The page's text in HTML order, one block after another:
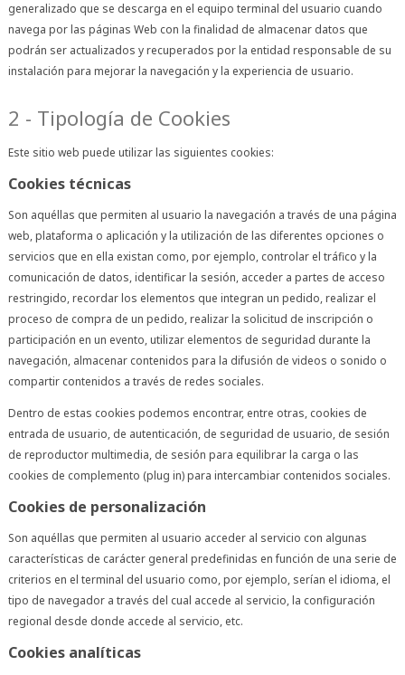
generalizado que se descarga en el equipo terminal del usuario cuando
navega por las páginas Web con la finalidad de almacenar datos que
podrán ser actualizados y recuperados por la entidad responsable de su
instalación para mejorar la navegación y la experiencia de usuario.
2 - Tipología de Cookies
Este sitio web puede utilizar las siguientes cookies:
Cookies técnicas
Son aquéllas que permiten al usuario la navegación a través de una página
web, plataforma o aplicación y la utilización de las diferentes opciones o
servicios que en ella existan como, por ejemplo, controlar el tráfico y la
comunicación de datos, identificar la sesión, acceder a partes de acceso
restringido, recordar los elementos que integran un pedido, realizar el
proceso de compra de un pedido, realizar la solicitud de inscripción o
participación en un evento, utilizar elementos de seguridad durante la
navegación, almacenar contenidos para la difusión de videos o sonido o
compartir contenidos a través de redes sociales.
Dentro de estas cookies podemos encontrar, entre otras, cookies de
entrada de usuario, de autenticación, de seguridad de usuario, de sesión
de reproductor multimedia, de sesión para equilibrar la carga o las
cookies de complemento (plug in) para intercambiar contenidos sociales.
Cookies de personalización
Son aquéllas que permiten al usuario acceder al servicio con algunas
características de carácter general predefinidas en función de una serie de
criterios en el terminal del usuario como, por ejemplo, serían el idioma, el
tipo de navegador a través del cual accede al servicio, la configuración
regional desde donde accede al servicio, etc.
Cookies analíticas